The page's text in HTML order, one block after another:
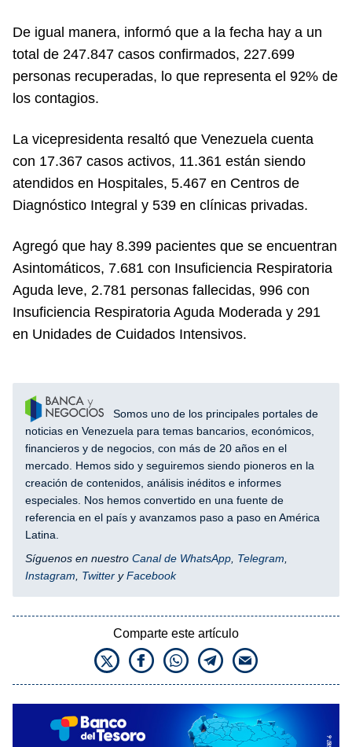
De igual manera, informó que a la fecha hay a un
total de 247.847 casos confirmados, 227.699
personas recuperadas, lo que representa el 92% de
los contagios.
La vicepresidenta resaltó que Venezuela cuenta
con 17.367 casos activos, 11.361 están siendo
atendidos en Hospitales, 5.467 en Centros de
Diagnóstico Integral y 539 en clínicas privadas.
Agregó que hay 8.399 pacientes que se encuentran
Asintomáticos, 7.681 con Insuficiencia Respiratoria
Aguda leve, 2.781 personas fallecidas, 996 con
Insuficiencia Respiratoria Aguda Moderada y 291
en Unidades de Cuidados Intensivos.
Somos uno de los principales portales de
noticias en Venezuela para temas bancarios, económicos,
financieros y de negocios, con más de 20 años en el
mercado. Hemos sido y seguiremos siendo pioneros en la
creación de contenidos, análisis inéditos e informes
especiales. Nos hemos convertido en una fuente de
referencia en el país y avanzamos paso a paso en América
Latina.
Síguenos en nuestro Canal de WhatsApp Telegram
Instagram
Twitter yFacebook
Comparte este artículo